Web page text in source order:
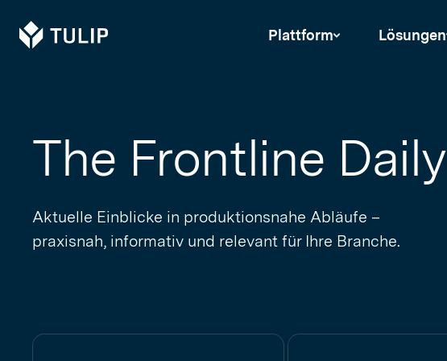
Tulip Plattform Lösungen
The Frontline Daily
Aktuelle Einblicke in produktionsnahe Abläufe –
praxisnah, informativ und relevant für Ihre Branche.